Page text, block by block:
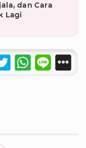
dan Cara
Lagi